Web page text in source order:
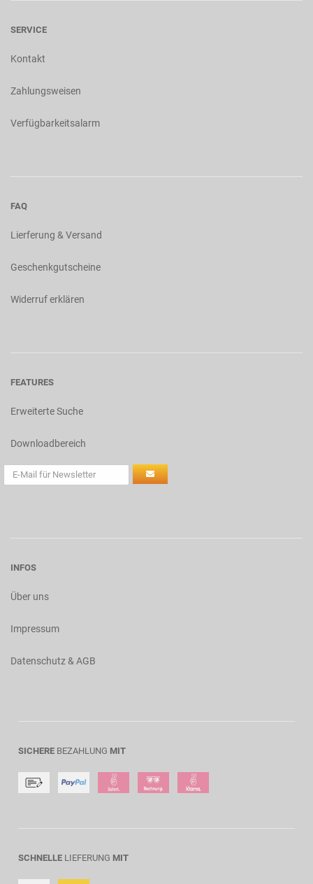
SERVICE
Kontakt
Zahlungsweisen
Verfügbarkeitsalarm
FAQ
Lierferung & Versand
Geschenkgutscheine
Widerruf erklären
FEATURES
Erweiterte Suche
Downloadbereich
INFOS
Über uns
Impressum
Datenschutz & AGB
SICHERE BEZAHLUNG MIT
SCHNELLE LIEFERUNG MIT